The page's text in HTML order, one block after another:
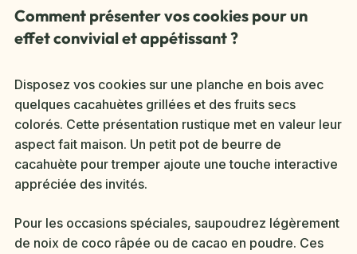
Comment présenter vos cookies pour un
effet convivial et appétissant ?
Disposez vos cookies sur une planche en bois avec
quelques cacahuètes grillées et des fruits secs
colorés. Cette présentation rustique met en valeur leur
aspect fait maison. Un petit pot de beurre de
cacahuète pour tremper ajoute une touche interactive
appréciée des invités.
Pour les occasions spéciales, saupoudrez légèrement
de noix de coco râpée ou de cacao en poudre. Ces